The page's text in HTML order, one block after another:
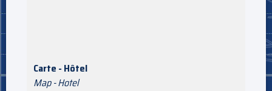
Carte - Hôtel
Map - Hotel